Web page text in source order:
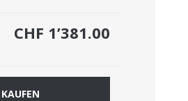
CHF 1’381.00
KAUFEN